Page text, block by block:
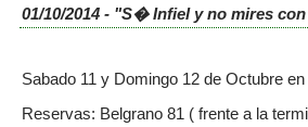
01/10/2014 - "S� Infiel y no mires
Sabado 11 y Domingo 12 de Octubre
Reservas: Belgrano 81 ( frente a la